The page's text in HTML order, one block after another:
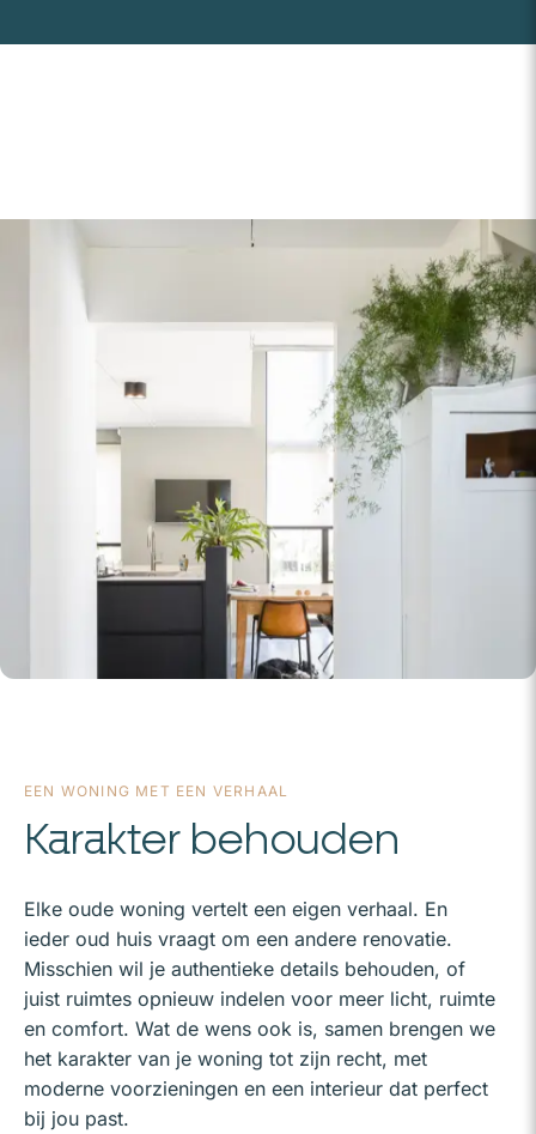
EEN WONING MET EEN VERHAAL
Karakter behouden
Elke oude woning vertelt een eigen verhaal. En
ieder oud huis vraagt om een andere renovatie.
Misschien wil je authentieke details behouden, of
juist ruimtes opnieuw indelen voor meer licht, ruimte
en comfort. Wat de wens ook is, samen brengen we
het karakter van je woning tot zijn recht, met
moderne voorzieningen en een interieur dat perfect
bij jou past.